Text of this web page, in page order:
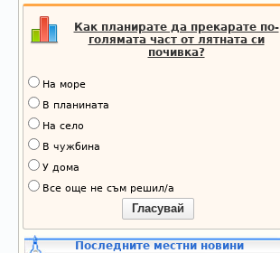
Как планирате да прекарате по-
голямата част от лятната си
почивка?
На море
В планината
На село
В чужбина
У дома
Все още не съм решил/а
Гласувай
Последните местни новини